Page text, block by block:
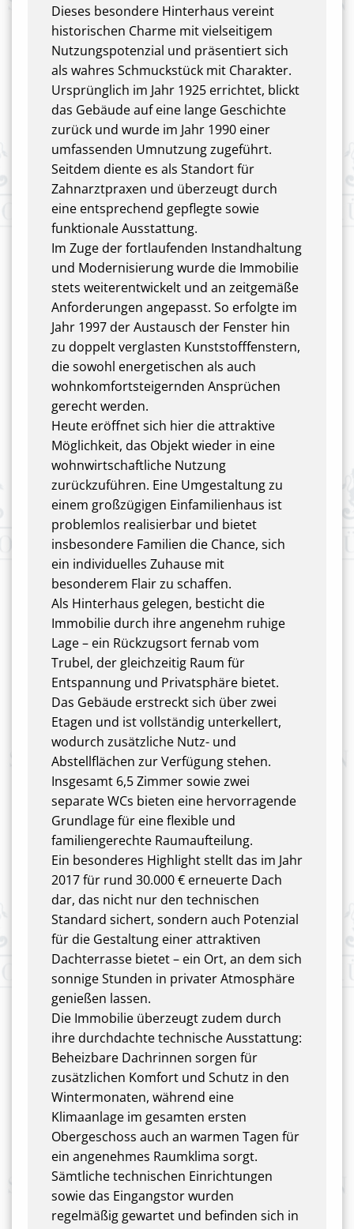
Dieses besondere Hinterhaus vereint
historischen Charme mit vielseitigem
Nutzungspotenzial und präsentiert sich
als wahres Schmuckstück mit Charakter.
Ursprünglich im Jahr 1925 errichtet, blickt
das Gebäude auf eine lange Geschichte
zurück und wurde im Jahr 1990 einer
umfassenden Umnutzung zugeführt.
Seitdem diente es als Standort für
Zahnarztpraxen und überzeugt durch
eine entsprechend gepflegte sowie
funktionale Ausstattung.
Im Zuge der fortlaufenden Instandhaltung
und Modernisierung wurde die Immobilie
stets weiterentwickelt und an zeitgemäße
Anforderungen angepasst. So erfolgte im
Jahr 1997 der Austausch der Fenster hin
zu doppelt verglasten Kunststofffenstern,
die sowohl energetischen als auch
wohnkomfortsteigernden Ansprüchen
gerecht werden.
Heute eröffnet sich hier die attraktive
Möglichkeit, das Objekt wieder in eine
wohnwirtschaftliche Nutzung
zurückzuführen. Eine Umgestaltung zu
einem großzügigen Einfamilienhaus ist
problemlos realisierbar und bietet
insbesondere Familien die Chance, sich
ein individuelles Zuhause mit
besonderem Flair zu schaffen.
Als Hinterhaus gelegen, besticht die
Immobilie durch ihre angenehm ruhige
Lage – ein Rückzugsort fernab vom
Trubel, der gleichzeitig Raum für
Entspannung und Privatsphäre bietet.
Das Gebäude erstreckt sich über zwei
Etagen und ist vollständig unterkellert,
wodurch zusätzliche Nutz- und
Abstellflächen zur Verfügung stehen.
Insgesamt 6,5 Zimmer sowie zwei
separate WCs bieten eine hervorragende
Grundlage für eine flexible und
familiengerechte Raumaufteilung.
Ein besonderes Highlight stellt das im Jahr
2017 für rund 30.000 € erneuerte Dach
dar, das nicht nur den technischen
Standard sichert, sondern auch Potenzial
für die Gestaltung einer attraktiven
Dachterrasse bietet – ein Ort, an dem sich
sonnige Stunden in privater Atmosphäre
genießen lassen.
Die Immobilie überzeugt zudem durch
ihre durchdachte technische Ausstattung:
Beheizbare Dachrinnen sorgen für
zusätzlichen Komfort und Schutz in den
Wintermonaten, während eine
Klimaanlage im gesamten ersten
Obergeschoss auch an warmen Tagen für
ein angenehmes Raumklima sorgt.
Sämtliche technischen Einrichtungen
sowie das Eingangstor wurden
regelmäßig gewartet und befinden sich in